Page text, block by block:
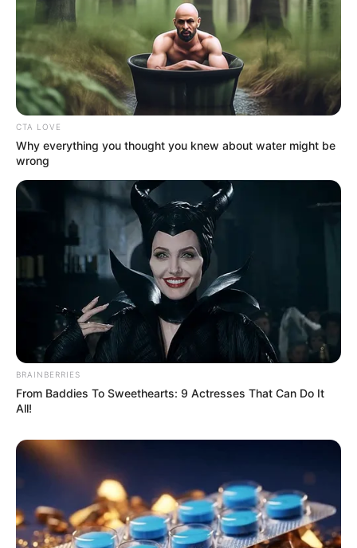
Όλα τα κείμενα και οι εικόνες είναι πνευματική ιδιοκτησία του
ΝΙΚΟΛΑΟΣ ΑΝΑΞΙΜΑΝΔΡΟΣ. Aπαγορεύεται η αναπαραγωγή, η
αναδημοσίευση και η τροποποίησή τους χωρίς προηγούμενη
γραπτή άδεια του δημιουργού τους. Με επιφύλαξη κάθε νόμιμου
δικαιώματος. Διαβάστε την
Πολιτική Απορρήτου
να το χρησιμοποιήσετε, καθώς χρησιμοποιώντας το την
αποδέχεστε. Ο ιστότοπος διατηρεί το δικαίωμα να τροποποιήσει
τους όρους χρήσης.
Επικοινωνήστε μαζί μας:nikolaosgeor@gmail.com
@2022 - nikolaosanaximandros.gr. All Right Reserved. Designed and
CTA LOVE
Why everything you thought you knew about water might be
wrong
BRAINBERRIES
From Baddies To Sweethearts: 9 Actresses That Can Do It
All!